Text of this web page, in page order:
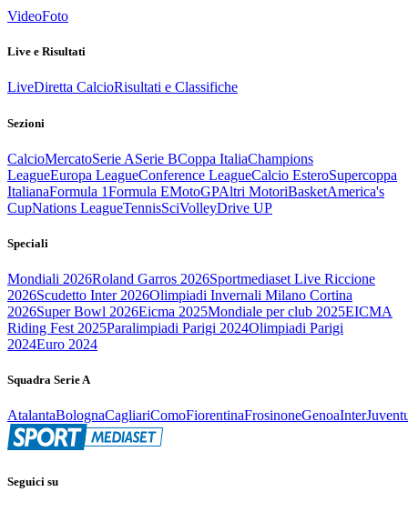
VideoFoto
Live e Risultati
LiveDiretta CalcioRisultati e Classifiche
Sezioni
CalcioMercatoSerie ASerie BCoppa ItaliaChampions
LeagueEuropa LeagueConference LeagueCalcio EsteroSupercoppa
ItalianaFormula 1Formula EMotoGPAltri MotoriBasketAmerica's
CupNations LeagueTennisSciVolleyDrive UP
Speciali
Mondiali 2026Roland Garros 2026Sportmediaset Live Riccione
2026Scudetto Inter 2026Olimpiadi Invernali Milano Cortina
2026Super Bowl 2026Eicma 2025Mondiale per club 2025EICMA
Riding Fest 2025Paralimpiadi Parigi 2024Olimpiadi Parigi
2024Euro 2024
Squadra Serie A
AtalantaBolognaCagliariComoFiorentinaFrosinoneGenoaInter
Seguici su